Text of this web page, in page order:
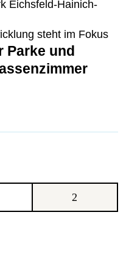
steht im Fokus
Parke und
2